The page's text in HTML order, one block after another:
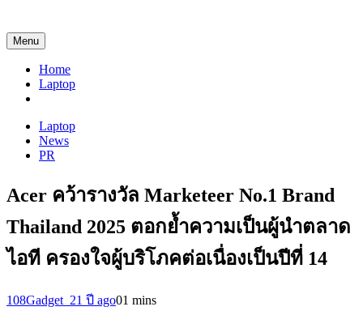
Menu
Home
Laptop
Laptop
News
PR
Acer คว้ารางวัล Marketeer No.1 Brand
Thailand 2025 ตอกย้ำความเป็นผู้นำตลาด
ไอที ครองใจผู้บริโภคต่อเนื่องเป็นปีที่ 14
108Gadget_21 ปี ago01 mins